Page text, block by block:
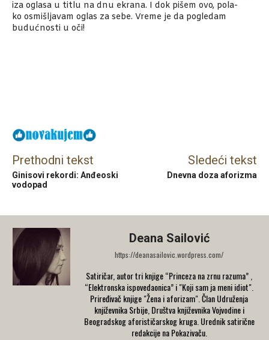
iza oglasa u titlu na dnu ekrana. I dok pišem ovo, pola-
ko osmišljavam oglas za sebe. Vreme je da pogledam
budućnosti u oči!
Prethodni tekst
Ginisovi rekordi: Anđeoski
vodopad
Sledeći tekst
Dnevna doza aforizma
Deana Sailović
https://deanasailovic.wordpress.com/
Satiričar, autor tri knjige “Princeza na zrnu razuma” ,
“Elektronska ispovedaonica” i "Koji sam ja meni idiot".
Priređivač knjige "Žena i aforizam". Član Udruženja
književnika Srbije, Društva književnika Vojvodine i
Beogradskog aforističarskog kruga. Urednik satirične
redakcije na Pokazivaču.